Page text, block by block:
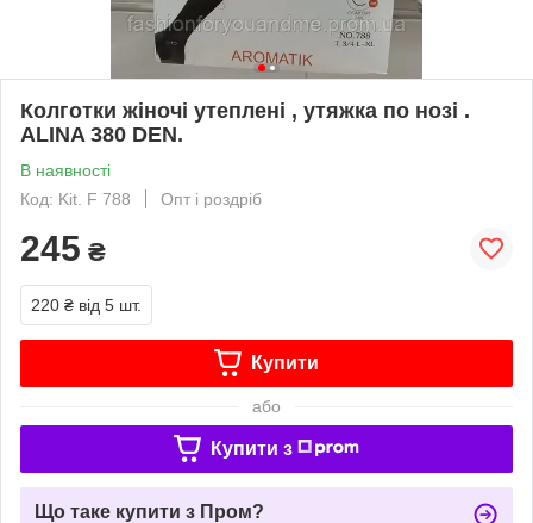
Колготки жіночі утеплені , утяжка по нозі .
ALINA 380 DEN.
В наявності
Код: Kit. F 788
Опт і роздріб
245 ₴
220 ₴ від 5 шт.
Купити
або
Купити з
Що таке купити з Пром?